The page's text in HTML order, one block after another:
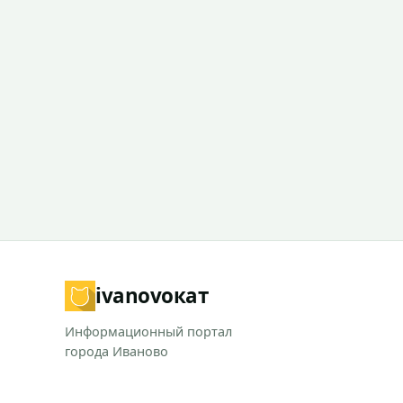
ivanovoкат
Информационный портал
города Иваново